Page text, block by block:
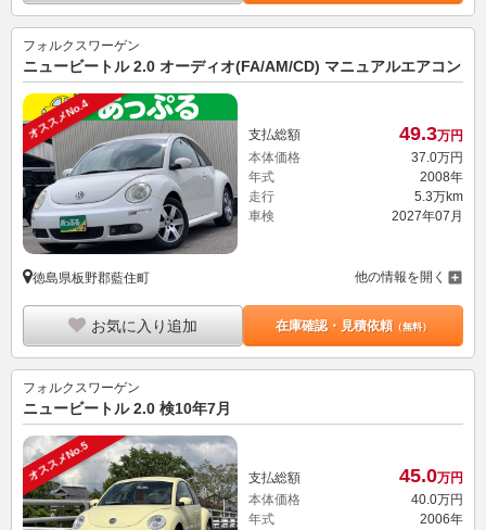
フォルクスワーゲン
ニュービートル 2.0 オーディオ(FA/AM/CD) マニュアルエアコン
オススメNo.4 支払総額 49.3万円
本体価格
37. 0万円
年式
2008年
走行
5.3万km
車検
2027年07月
徳島県板野郡藍住町 他の情報を開く
お気に入り追加 在庫確認・見積依頼（無料）
フォルクスワーゲン
ニュービートル 2.0 検10年7月
オススメNo.5 支払総額 45.0万円
本体価格
40.0万円
年式
2006年